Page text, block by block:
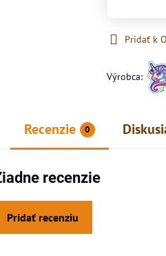
Pridať k
Výrobca:
Recenzie 0
recenzie
Pridať recenziu